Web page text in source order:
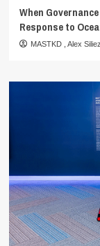
When
Response to
MASTKD Alex